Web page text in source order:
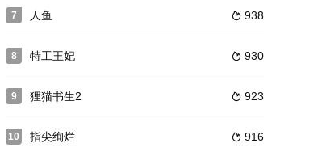
着各种许多拥有魔法
接到替闺蜜搞砸相亲的任务，不曾想相亲对象是四海集
7  938
人鱼
8  930
特工王妃
9  923
狸猫书生2
10  916
指尖绚烂